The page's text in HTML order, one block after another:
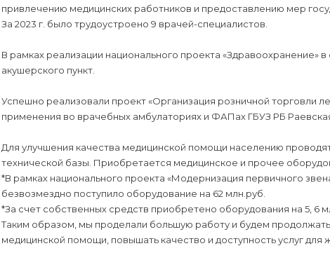
привлечению медицинских работников и предоставлению мер
За 2023 г. было трудоустроено 9 врачей-специалистов.
В рамках реализации национального проекта
акушерского пункт.
Успешно реализовали проект «Организация розничной торговли
применения во врачебных амбулаториях и ФАПах ГБУЗ РБ
Для улучшения качества медицинской помощи населению
технической базы. Приобретается медицинское и прочее
*В рамках национального проекта «Модернизация первичного
безвозмездно поступило оборудование на 62 млн.руб.
*За счет собственных средств приобретено оборудования на 5, 6
Таким образом, мы проделали большую работу и будем
медицинской помощи, повышать качество и доступность услуг